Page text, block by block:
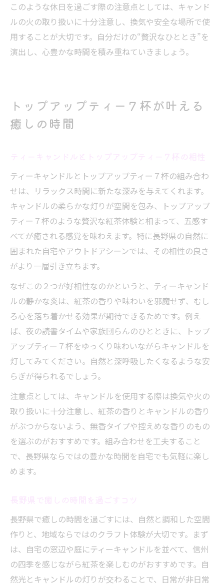
このような休日を過ごす際の注意点としては、キャンド
ルの火の取り扱いに十分注意し、換気や安全な場所で使
用することが大切です。自分だけの“贅沢なひととき”を
演出し、心豊かな時間を積み重ねていきましょう。
トップアップティー７杯が叶える
癒しの時間
ティーキャンドルとトップアップティー７杯の組み合わ
せは、リラックス時間に新たな深みを与えてくれます。
キャンドルの柔らかな灯りが空間を包み、トップアップ
ティー７杯のような贅沢な紅茶体験と相まって、五感す
べてが癒される感覚を味わえます。特に長野県の自然に
囲まれた自宅やアウトドアシーンでは、その相性の良さ
がより一層引き立ちます。
なぜこの２つが好相性なのかというと、ティーキャンド
ルの静かな炎は、紅茶の香りや味わいを邪魔せず、むし
ろ心を落ち着かせる効果が期待できるためです。例え
ば、夜の読書タイムや家族団らんのひとときに、トップ
アップティー７杯をゆっくり味わいながらキャンドルを
灯してみてください。自然と深呼吸したくなるような安
らぎが得られるでしょう。
注意点としては、キャンドルを使用する際は換気や火の
取り扱いに十分注意し、紅茶の香りとキャンドルの香り
がぶつからないよう、無香タイプや控えめな香りのもの
を選ぶのがおすすめです。組み合わせを工夫すること
で、長野県ならではの豊かな時間を自宅でも気軽に楽し
めます。
長野県で癒しの時間を過ごすには、自然と調和した空間
作りと、地域ならではのクラフト体験が大切です。まず
は、自宅の窓辺や庭にティーキャンドルを並べて、信州
の四季を感じながら紅茶を楽しむのがおすすめです。自
然光とキャンドルの灯りが交わることで、日常が非日常